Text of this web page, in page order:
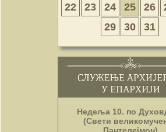
22
23 24 25 26
29
30 31
Недеља 10. по
(Свети
Пантелејмон)